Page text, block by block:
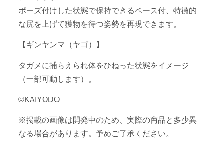
ポーズ付けした状態で保持できるベース付、特徴的
な尻を上げて獲物を待つ姿勢を再現できます。
【ギンヤンマ（ヤゴ）】
タガメに捕らえられ体をひねった状態をイメージ
（一部可動します）。
©KAIYODO
※掲載の画像は開発中のため、実際の商品と多少異
なる場合があります。予めご了承ください。